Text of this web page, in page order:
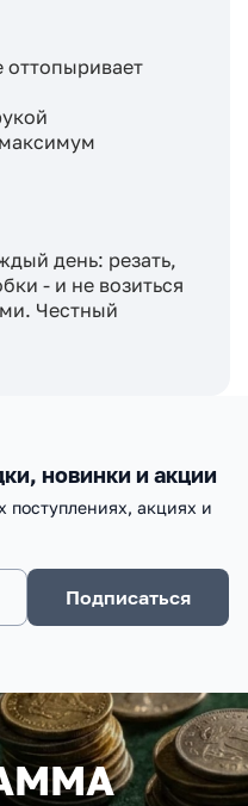
оттопыривает
день: резать,
- и не возиться
Честный
новинки и акции
поступлениях, акциях и
Подписаться